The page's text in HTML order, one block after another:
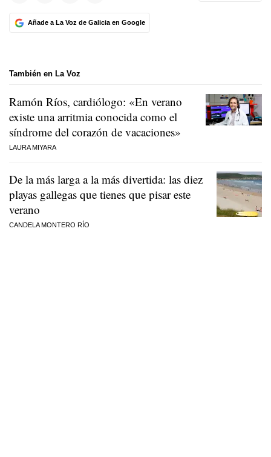
Añade a La Voz de Galicia en Google
También en La Voz
Ramón Ríos, cardiólogo: «En verano
existe una arritmia conocida como el
síndrome del corazón de vacaciones»
LAURA MIYARA
De la más larga a la más divertida: las diez
playas gallegas que tienes que pisar este
verano
CANDELA MONTERO RÍO